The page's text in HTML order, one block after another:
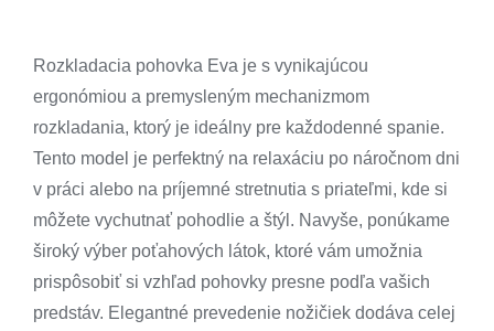
Rozkladacia pohovka Eva jes vynikajúcou
ergonómiou a premysleným mechanizmom
rozkladania, ktorý je ideálny pre každodenné spanie.
Tento model je perfektný na relaxáciu po náročnom dni
v práci alebo na príjemné stretnutia s priateľmi, kde si
môžete vychutnať pohodlie a štýl. Navyše, ponúkame
široký výber poťahových látok, ktoré vám umožnia
prispôsobiť si vzhľad pohovkypresne podľa vašich
predstáv. Elegantné prevedenie nožičiek dodáva celej